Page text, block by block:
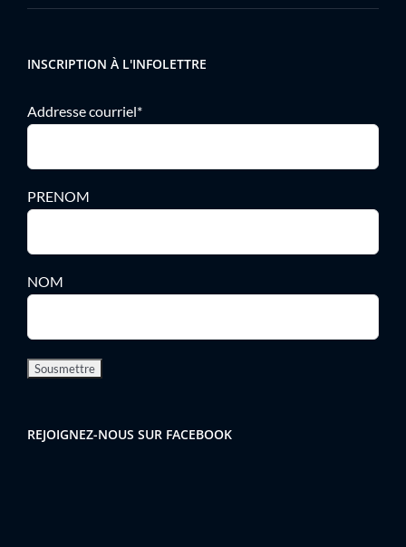
INSCRIPTION À L'INFOLETTRE
Addresse courriel*
PRENOM
NOM
REJOIGNEZ-NOUS SUR FACEBOOK